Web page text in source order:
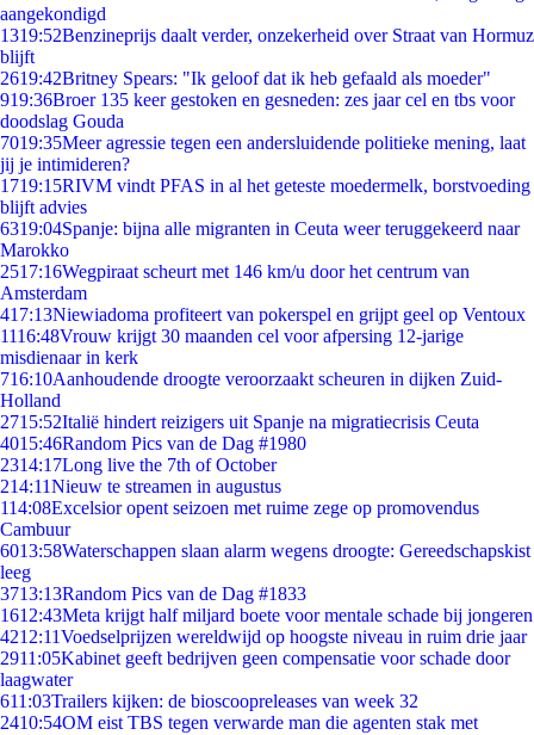
aangekondigd
1319:52Benzineprijs daalt verder, onzekerheid over Straat van Hormuz
blijft
2619:42Britney Spears: "Ik geloof dat ik heb gefaald als moeder"
919:36Broer 135 keer gestoken en gesneden: zes jaar cel en tbs voor
doodslag Gouda
7019:35Meer agressie tegen een andersluidende politieke mening, laat
jij je intimideren?
1719:15RIVM vindt PFAS in al het geteste moedermelk, borstvoeding
blijft advies
6319:04Spanje: bijna alle migranten in Ceuta weer teruggekeerd naar
Marokko
2517:16Wegpiraat scheurt met 146 km/u door het centrum van
Amsterdam
417:13Niewiadoma profiteert van pokerspel en grijpt geel op Ventoux
1116:48Vrouw krijgt 30 maanden cel voor afpersing 12-jarige
misdienaar in kerk
716:10Aanhoudende droogte veroorzaakt scheuren in dijken Zuid-
Holland
2715:52Italië hindert reizigers uit Spanje na migratiecrisis Ceuta
4015:46Random Pics van de Dag #1980
2314:17Long live the 7th of October
214:11Nieuw te streamen in augustus
114:08Excelsior opent seizoen met ruime zege op promovendus
Cambuur
6013:58Waterschappen slaan alarm wegens droogte: Gereedschapskist
leeg
3713:13Random Pics van de Dag #1833
1612:43Meta krijgt half miljard boete voor mentale schade bij jongeren
4212:11Voedselprijzen wereldwijd op hoogste niveau in ruim drie jaar
2911:05Kabinet geeft bedrijven geen compensatie voor schade door
laagwater
611:03Trailers kijken: de bioscoopreleases van week 32
2410:54OM eist TBS tegen verwarde man die agenten stak met